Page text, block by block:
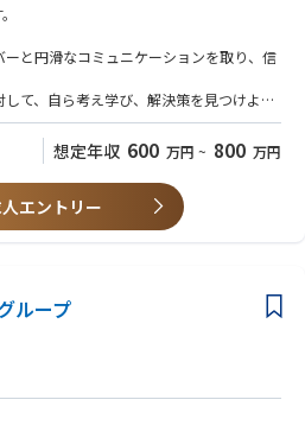
に向けたITコンサルティング・開発支援
策検討
画し、システム設計から実装・インフラ
の業務
ステムの全体設計
提とした効率的な実装
ーとして組織作りに携わるチャンスがあ
と始動しており、多種多様な業界の変革に
ーと円滑なコミュニケーションを取り、信
て、自ら考え学び、解決策を見つけよう
積極的にチャレンジできる意欲。
ングなど、クライアントワークの経験。
管理に関わった経験
験
想定年収 600 万円 ~ 800 万円
エントリー
ループ